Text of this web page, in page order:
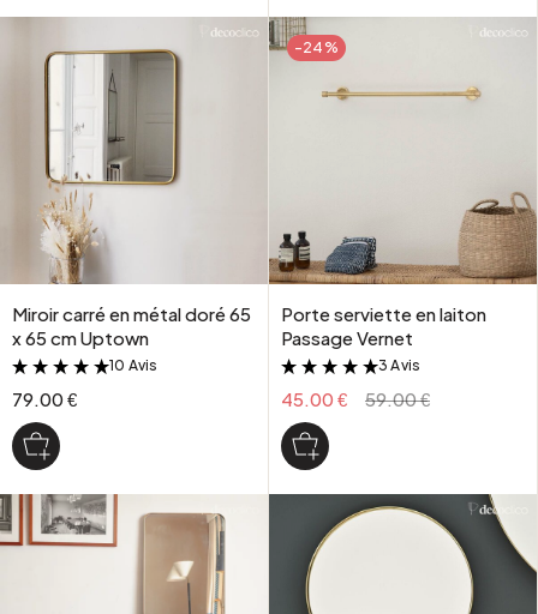
Miroir carré en métal doré 65
x 65 cm Uptown
&
10 Avis
79.00 €
-24%
Porte serviette en laiton
Passage Vernet
&
3 Avis
45.00 € 59.00 €